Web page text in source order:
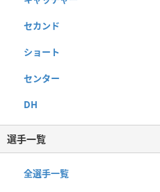
セカンド
ショート
センター
DH
選手一覧
全選手一覧